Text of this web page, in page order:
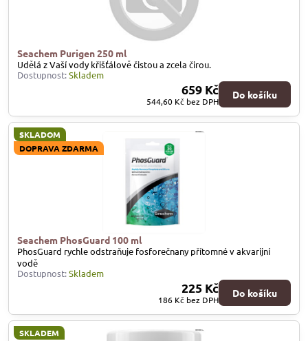
Seachem Purigen 250 ml
Udělá z Vaší vody křišťálově čistou a zcela čirou.
Dostupnost:Skladem
659 Kč
544,60 Kč bez DPH
Do košíku
Seachem PhosGuard 100 ml
SKLADOM
DOPRAVA ZDARMA
PhosGuard rychle odstraňuje fosforečnany přítomné v akvarijní
vodě
Dostupnost:Skladem
225 Kč
186 Kč bez DPH
Do košíku
SKLADEM